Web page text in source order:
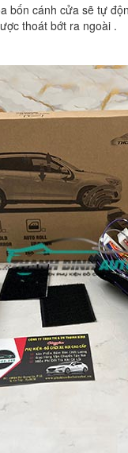
bốn cánh cửa sẽ tự
thoát bớt ra ngoài .